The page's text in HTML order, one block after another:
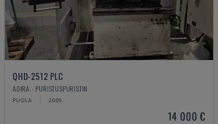
QHD-2512 PLC
ADIRA - PURISTUSPURISTIN
PUOLA 2009
14 000 €